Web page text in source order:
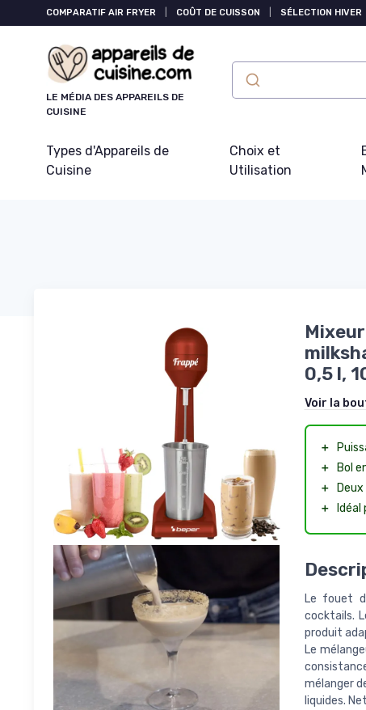
COMPARATIF AIR FRYER COÛT DE CUISSON SÉLECTION HIVER
LE MÉDIA DES APPAREILS DE
CUISINE
Types d'Appareils de
Cuisine
Choix et
Utilisation
0,5 l,
Voir la
＋
＋
Bol
＋
Deux
＋
Idéal
Le fouet
cocktails.
produit
Le
mélanger
liquides.
Panneau de gestion des cookies